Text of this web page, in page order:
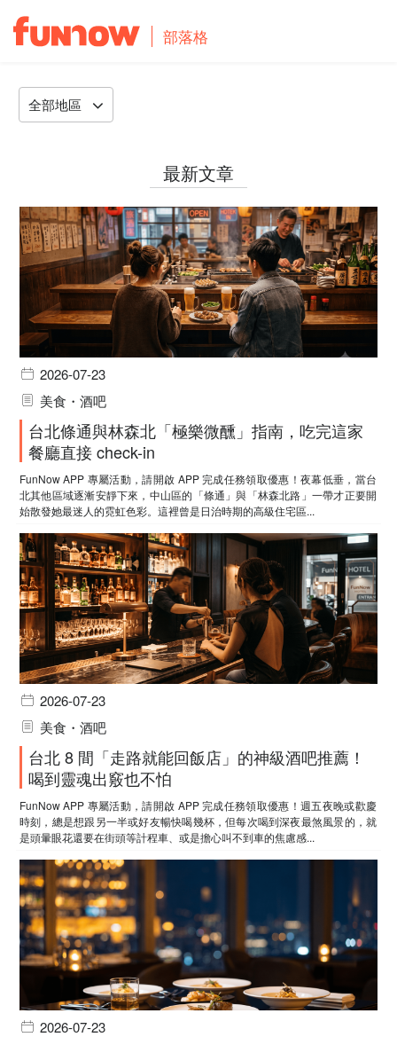
部落格
全部地區
最新文章
2026-07-23
美食・酒吧
台北條通與林森北「極樂微醺」指南，吃完這家
餐廳直接 check-in
FunNow APP 專屬活動，請開啟 APP 完成任務領取優惠！夜幕低垂，當台
北其他區域逐漸安靜下來，中山區的「條通」與「林森北路」一帶才正要開
始散發她最迷人的霓虹色彩。這裡曾是日治時期的高級住宅區...
2026-07-23
美食・酒吧
台北 8 間「走路就能回飯店」的神級酒吧推薦！
喝到靈魂出竅也不怕
FunNow APP 專屬活動，請開啟 APP 完成任務領取優惠！週五夜晚或歡慶
時刻，總是想跟另一半或好友暢快喝幾杯，但每次喝到深夜最煞風景的，就
是頭暈眼花還要在街頭等計程車、或是擔心叫不到車的焦慮感...
2026-07-23